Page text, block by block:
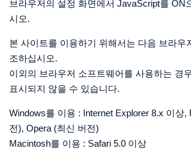
브라우저의 설정 화면에서 JavaScript를 ON
시오.
본 사이트를 이용하기 위해서는 다음 브라우
조하십시오.
이외의 브라우저 소프트웨어를 사용하는 경
표시되지 않을 수 있습니다.
Windows를 이용 : Internet Explorer 8.x 이상,
전), Opera (최신 버전)
Macintosh를 이용 : Safari 5.0 이상